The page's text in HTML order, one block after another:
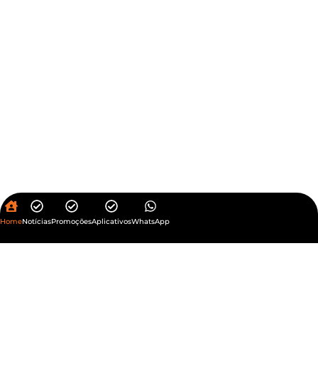
HomeNotíciasPromoçõesAplicativosWhatsApp